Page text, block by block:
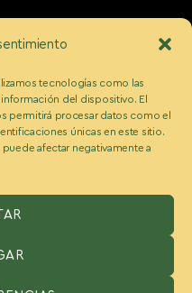
tecnologías como las
del dispositivo. El
permitirá procesar datos como el
únicas en este sitio.
afectar negativamente a